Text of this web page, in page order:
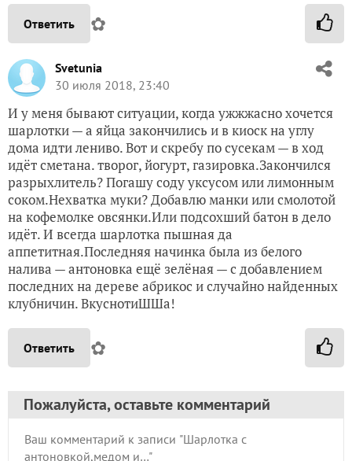
Ответить ✿
Svetunia
30 июля 2018, 23:40
И у меня бывают ситуации, когда ужжжасно хочется
шарлотки — а яйца закончились и в киоск на углу
дома идти лениво. Вот и скребу по сусекам — в ход
идёт сметана. творог, йогурт, газировка.Закончился
разрыхлитель? Погашу соду уксусом или лимонным
соком.Нехватка муки? Добавлю манки или смолотой
на кофемолке овсянки.Или подсохший батон в дело
идёт. И всегда шарлотка пышная да
аппетитная.Последняя начинка была из белого
налива — антоновка ещё зелёная — с добавлением
последних на дереве абрикос и случайно найденных
клубничин. ВкуснотиШШа!
Ответить ✿
Пожалуйста, оставьте комментарий